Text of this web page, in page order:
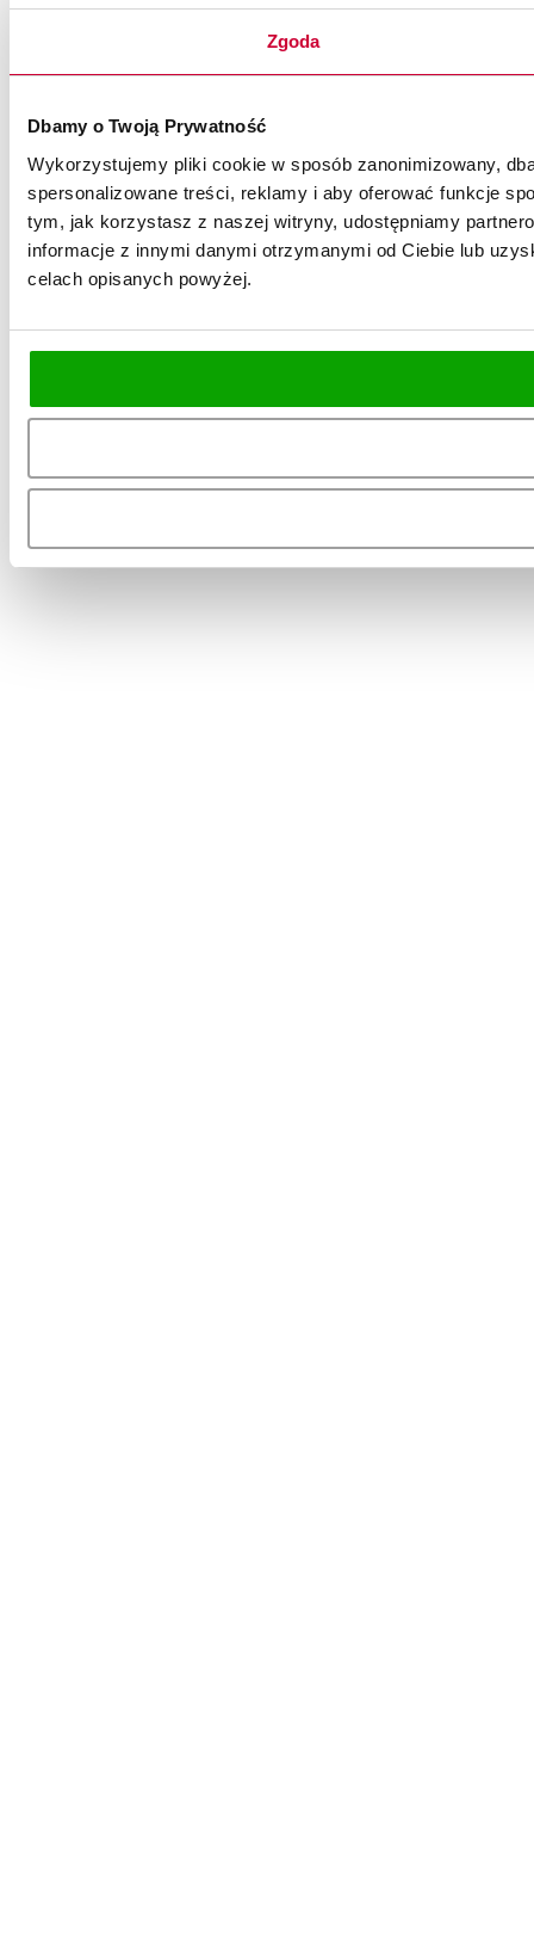
Zgoda
Dbamy o Twoją Prywatność
Wykorzystujemy pliki cookie w sposób zanonimizowany,
spersonalizowane treści, reklamy i aby oferować funkcje
tym, jak korzystasz z naszej witryny, udostępniamy
informacje z innymi danymi otrzymanymi od Ciebie lub
celach opisanych powyżej.